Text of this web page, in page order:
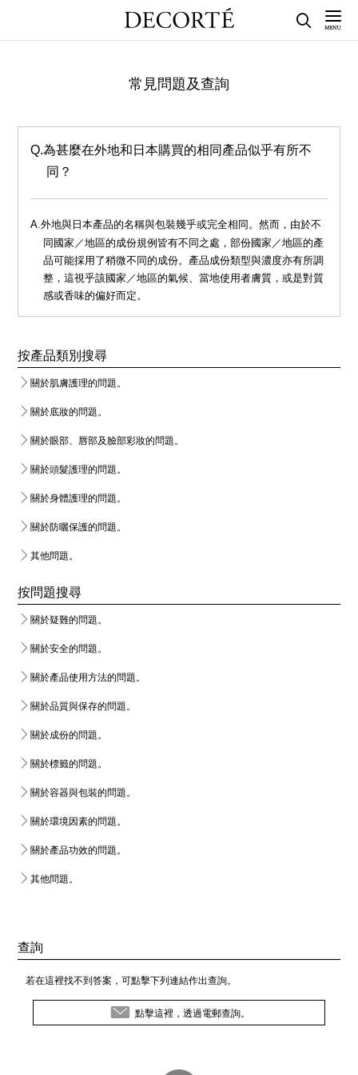
常見問題及查詢
為甚麼在外地和日本購買的相同產品似乎有所不
同？
外地與日本產品的名稱與包裝幾乎或完全相同。然而，由於不
同國家／地區的成份規例皆有不同之處，部份國家／地區的產
品可能採用了稍微不同的成份。產品成份類型與濃度亦有所調
整，這視乎該國家／地區的氣候、當地使用者膚質，或是對質
感或香味的偏好而定。
按產品類別搜尋
關於肌膚護理的問題。
關於底妝的問題。
關於眼部、唇部及臉部彩妝的問題。
關於頭髮護理的問題。
關於身體護理的問題。
關於防曬保護的問題。
其他問題。
按問題搜尋
關於疑難的問題。
關於安全的問題。
關於產品使用方法的問題。
關於品質與保存的問題。
關於成份的問題。
關於標籤的問題。
關於容器與包裝的問題。
關於環境因素的問題。
關於產品功效的問題。
其他問題。
查詢
若在這裡找不到答案，可點擊下列連結作出查詢。
點擊這裡，透過電郵查詢。